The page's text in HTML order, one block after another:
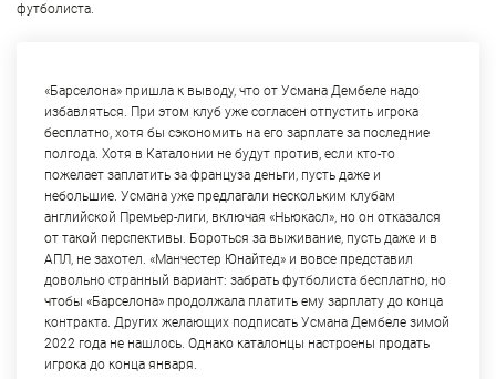
футболиста.
«Барселона» пришла к выводу, что от Усмана Дембеле надо
избавляться. При этом клуб уже согласен отпустить игрока
бесплатно, хотя бы сэкономить на его зарплате за последние
полгода. Хотя в Каталонии не будут против, если кто-то
пожелает заплатить за француза деньги, пусть даже и
небольшие. Усмана уже предлагали нескольким клубам
английской Премьер-лиги, включая «Ньюкасл», но он отказался
от такой перспективы. Бороться за выживание, пусть даже и в
АПЛ, не захотел. «Манчестер Юнайтед» и вовсе представил
довольно странный вариант: забрать футболиста бесплатно, но
чтобы «Барселона» продолжала платить ему зарплату до конца
контракта. Других желающих подписать Усмана Дембеле зимой
2022 года не нашлось. Однако каталонцы настроены продать
игрока до конца января.